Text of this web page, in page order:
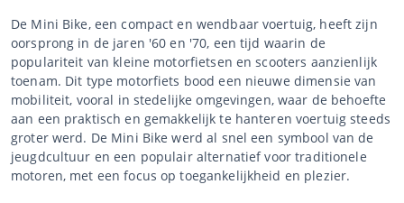
De Mini Bike, een compact en wendbaar voertuig, heeft zijn
oorsprong in de jaren '60 en '70, een tijd waarin de
populariteit van kleine motorfietsen en scooters aanzienlijk
toenam. Dit type motorfiets bood een nieuwe dimensie van
mobiliteit, vooral in stedelijke omgevingen, waar de behoefte
aan een praktisch en gemakkelijk te hanteren voertuig steeds
groter werd. De Mini Bike werd al snel een symbool van de
jeugdcultuur en een populair alternatief voor traditionele
motoren, met een focus op toegankelijkheid en plezier.